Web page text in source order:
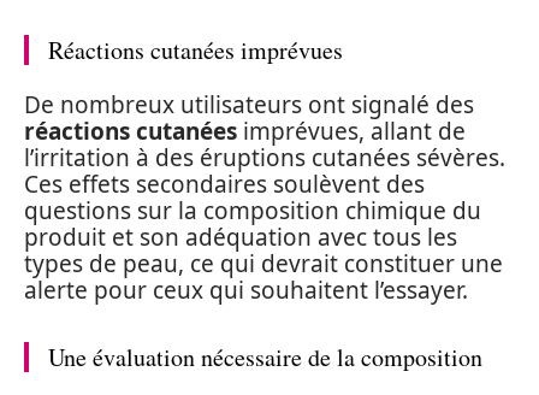
Réactions cutanées imprévues
De nombreux utilisateurs ont signalé des
réactions cutanées imprévues, allant de
l’irritation à des éruptions cutanées sévères.
Ces effets secondaires soulèvent des
questions sur la composition chimique du
produit et son adéquation avec tous les
types de peau, ce qui devrait constituer une
alerte pour ceux qui souhaitent l’essayer.
Une évaluation nécessaire de la composition